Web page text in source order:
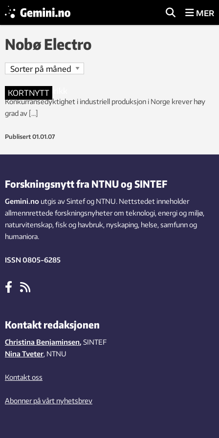
MER
Nobø Electro
KORTNYTT
Konkurransedyktighet i industriell produksjon i Norge krever høy
grad av […]
Publisert 01.01.07
Forskningsnytt fra NTNU og SINTEF
Gemini.no utgis av Sintef og NTNU. Nettstedet inneholder
allmennrettede forskningsnyheter om teknologi, energi og miljø,
naturvitenskap, fisk og havbruk, nyskaping, helse, samfunn og
humaniora.
ISSN 0805-6285
Kontakt redaksjonen
Christina Benjaminsen, SINTEF
Nina Tveter, NTNU
Kontakt oss
Abonner på vårt nyhetsbrev